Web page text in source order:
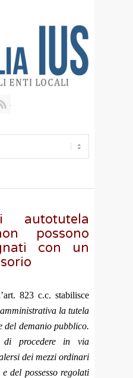
possono
con un
823 c.c. stabilisce
la tutela
del demanio pubblico.
procedere in via
dei mezzi ordinari
del possesso regolati